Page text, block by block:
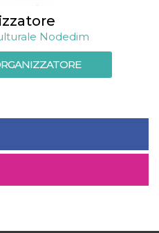
Nodedim